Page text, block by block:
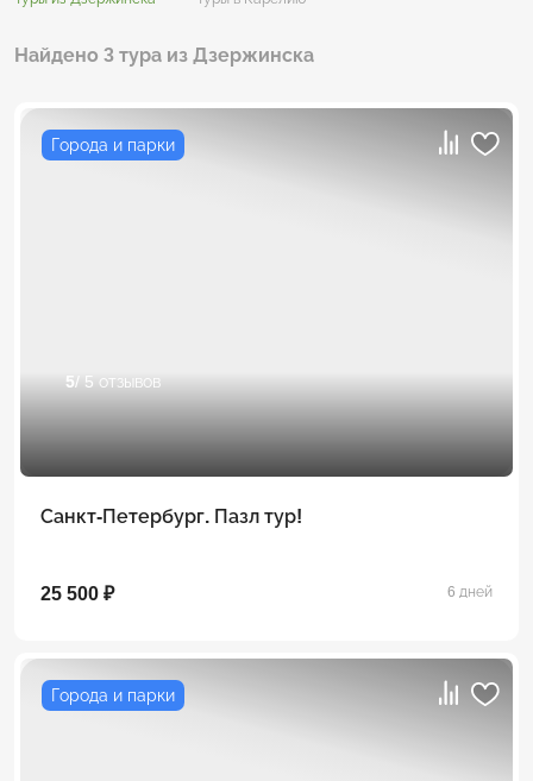
Найдено 3 тура из Дзержинска
Города и парки
5/ 5 отзывов
Санкт-Петербург. Пазл тур!
25 500 ₽ 6 дней
Города и парки